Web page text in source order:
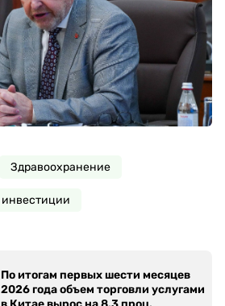
Здравоохранение
инвестиции
По итогам первых шести месяцев
2026 года объем торговли услугами